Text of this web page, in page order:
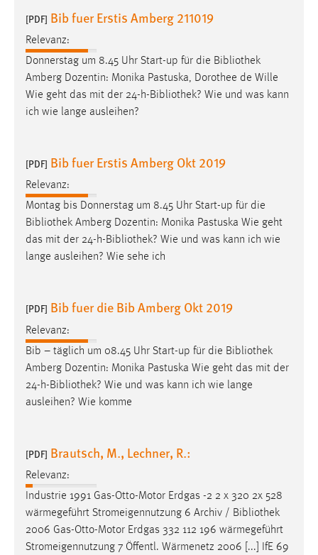
[PDF] Bib fuer Erstis Amberg 211019
Relevanz:
Donnerstag um 8.45 Uhr Start-up für die Bibliothek
Amberg Dozentin: Monika Pastuska, Dorothee de Wille
Wie geht das mit der 24-h-Bibliothek? Wie und was kann
ich wie lange ausleihen?
[PDF] Bib fuer Erstis Amberg Okt 2019
Relevanz:
Montag bis Donnerstag um 8.45 Uhr Start-up für die
Bibliothek Amberg Dozentin: Monika Pastuska Wie geht
das mit der 24-h-Bibliothek? Wie und was kann ich wie
lange ausleihen? Wie sehe ich
[PDF] Bib fuer die Bib Amberg Okt 2019
Relevanz:
Bib – täglich um 08.45 Uhr Start-up für die Bibliothek
Amberg Dozentin: Monika Pastuska Wie geht das mit der
24-h-Bibliothek? Wie und was kann ich wie lange
ausleihen? Wie komme
[PDF] Brautsch, M., Lechner, R.:
Relevanz:
Industrie 1991 Gas-Otto-Motor Erdgas -2 2 x 320 2x 528
wärmegeführt Stromeigennutzung 6 Archiv / Bibliothek
2006 Gas-Otto-Motor Erdgas 332 112 196 wärmegeführt
Stromeigennutzung 7 Öffentl. Wärmenetz 2006 [...] IfE 69
Performance
Name:
staticfilecache
Zweck:
Für performante Seitenauslieferung wird in diesem Cookie
gespeichert, ob man eingeloggt ist.
Name:
site-language-preference
Zweck:
Das Cookie speichert die gewählte Sprache der Website.
Cookie Laufzeit:
Name:
MibewSessionID, MIBEW_UserID, mibew_locale, mibew-
chat-frame-style-5e9dbeb1811c0446
Zweck:
Cookie Laufzeit:
MibewSessionID, mibew-chat-frame-style-
5e9dbeb1811c0446 = Sitzungslaufzeit, mibew_locale = 3
Jahre, MIBEW_UserID = 1 Jahr
Login